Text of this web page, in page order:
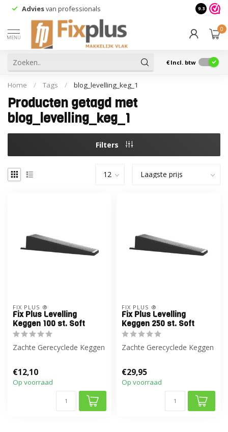
Adviesvan professionals 9.3
MENU
0
€ Incl. btw
Home / Tags / blog_levelling_keg_1
Producten getagd met
blog_levelling_keg_1
Filters
FIX PLUS ®
Fix Plus Levelling
Keggen 100 st. Soft
Zachte Gerecyclede Keggen
€12,10
Op voorraad
FIX PLUS ®
Fix Plus Levelling
Keggen 250 st. Soft
Zachte Gerecyclede Keggen
€29,95
Op voorraad